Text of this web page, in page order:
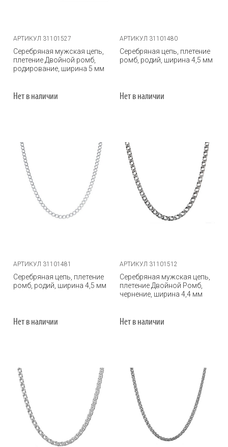
АРТИКУЛ 31101527
Серебряная мужская цепь,
плетение Двойной ромб,
родирование, ширина 5 мм
Нет в наличии
АРТИКУЛ 31101480
Серебряная цепь, плетение
ромб, родий, ширина 4,5 мм
Нет в наличии
АРТИКУЛ 31101481
Серебряная цепь, плетение
ромб, родий, ширина 4,5 мм
Нет в наличии
АРТИКУЛ 31101512
Серебряная мужская цепь,
плетение Двойной Ромб,
чернение, ширина 4,4 мм
Нет в наличии